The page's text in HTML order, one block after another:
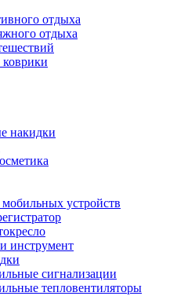
отдыха
отдыха
коврики
накидки
устройств
инструмент
сигнализации
тепловентиляторы